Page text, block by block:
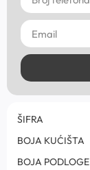
ŠIFRA
BOJA KUĆIŠTA
BOJA PODLOGE